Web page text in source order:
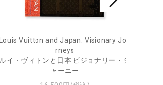
Louis Vuitton and Japan: Visionary Jou
rneys
ルイ・ヴィトンと日本 ビジョナリー・ジ
ャーニー